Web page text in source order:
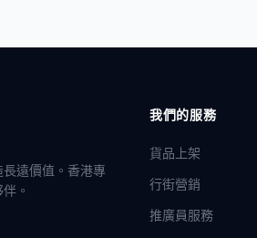
遠價值。香港專
。
我們的服務
貨品上架
行街營銷
推廣員服務